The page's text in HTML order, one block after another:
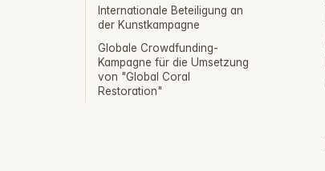
Internationale Beteiligung an
der Kunstkampagne
Globale Crowdfunding-
Kampagne für die Umsetzung
von "Global Coral
Restoration"